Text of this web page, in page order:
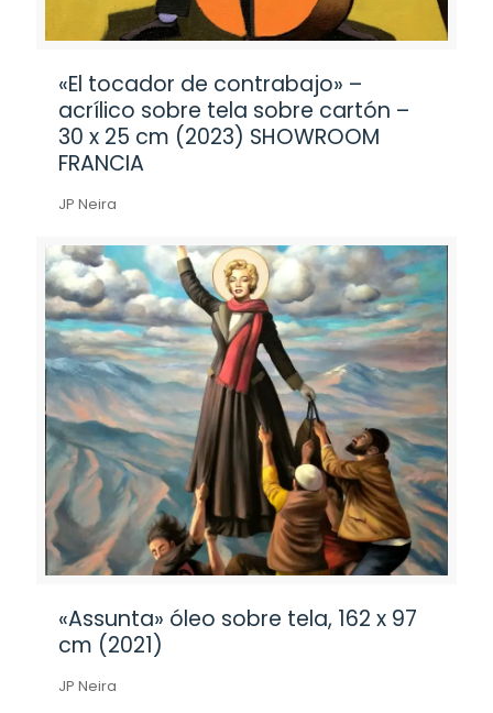
«El tocador de contrabajo» –
acrílico sobre tela sobre cartón –
30 x 25 cm (2023) SHOWROOM
FRANCIA
JP Neira
«Assunta» óleo sobre tela, 162 x 97
cm (2021)
JP Neira